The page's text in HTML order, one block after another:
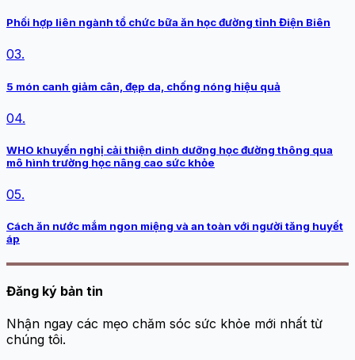
Phối hợp liên ngành tổ chức bữa ăn học đường tỉnh Điện Biên
03.
5 món canh giảm cân, đẹp da, chống nóng hiệu quả
04.
WHO khuyến nghị cải thiện dinh dưỡng học đường thông qua
mô hình trường học nâng cao sức khỏe
05.
Cách ăn nước mắm ngon miệng và an toàn với người tăng huyết
áp
Đăng ký bản tin
Nhận ngay các mẹo chăm sóc sức khỏe mới nhất từ
chúng tôi.